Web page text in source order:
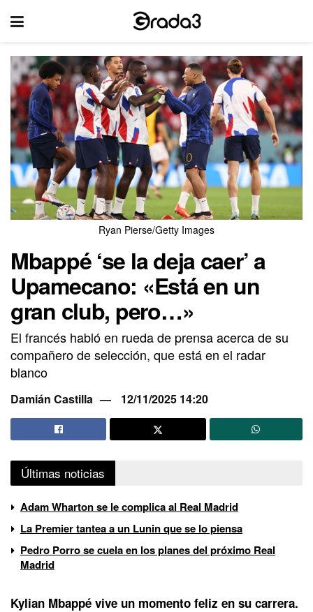
Ryan Pierse/Getty Images
Mbappé ‘se la deja caer’ a
Upamecano: «Está en un
gran club, pero…»
El francés habló en rueda de prensa acerca de su
compañero de selección, que está en el radar
blanco
Damián Castilla 12/11/2025 14:20
Últimas noticias
Adam Wharton se le complica al Real Madrid
La Premier tantea a un Lunin que se lo piensa
Pedro Porro se cuela en los planes del próximo Real
Madrid
Kylian Mbappé vive un momento feliz en su carrera.